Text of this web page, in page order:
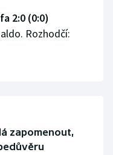
2:0 (0:0)
Rozhodčí:
zapomenout,